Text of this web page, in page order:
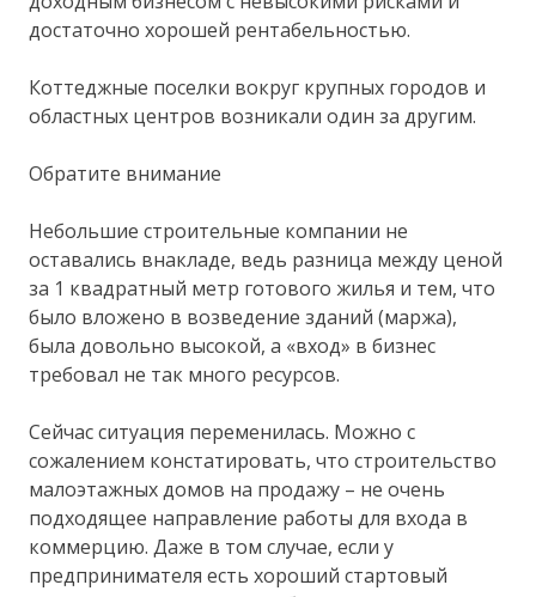
достаточно хорошей рентабельностью.
Коттеджные поселки вокруг крупных городов и
областных центров возникали один за другим.
Обратите внимание
Небольшие строительные компании не
оставались внакладе, ведь разница между ценой
за 1 квадратный метр готового жилья и тем, что
было вложено в возведение зданий (маржа),
была довольно высокой, а «вход» в бизнес
требовал не так много ресурсов.
Сейчас ситуация переменилась. Можно с
сожалением констатировать, что строительство
малоэтажных домов на продажу – не очень
подходящее направление работы для входа в
коммерцию. Даже в том случае, если у
предпринимателя есть хороший стартовый